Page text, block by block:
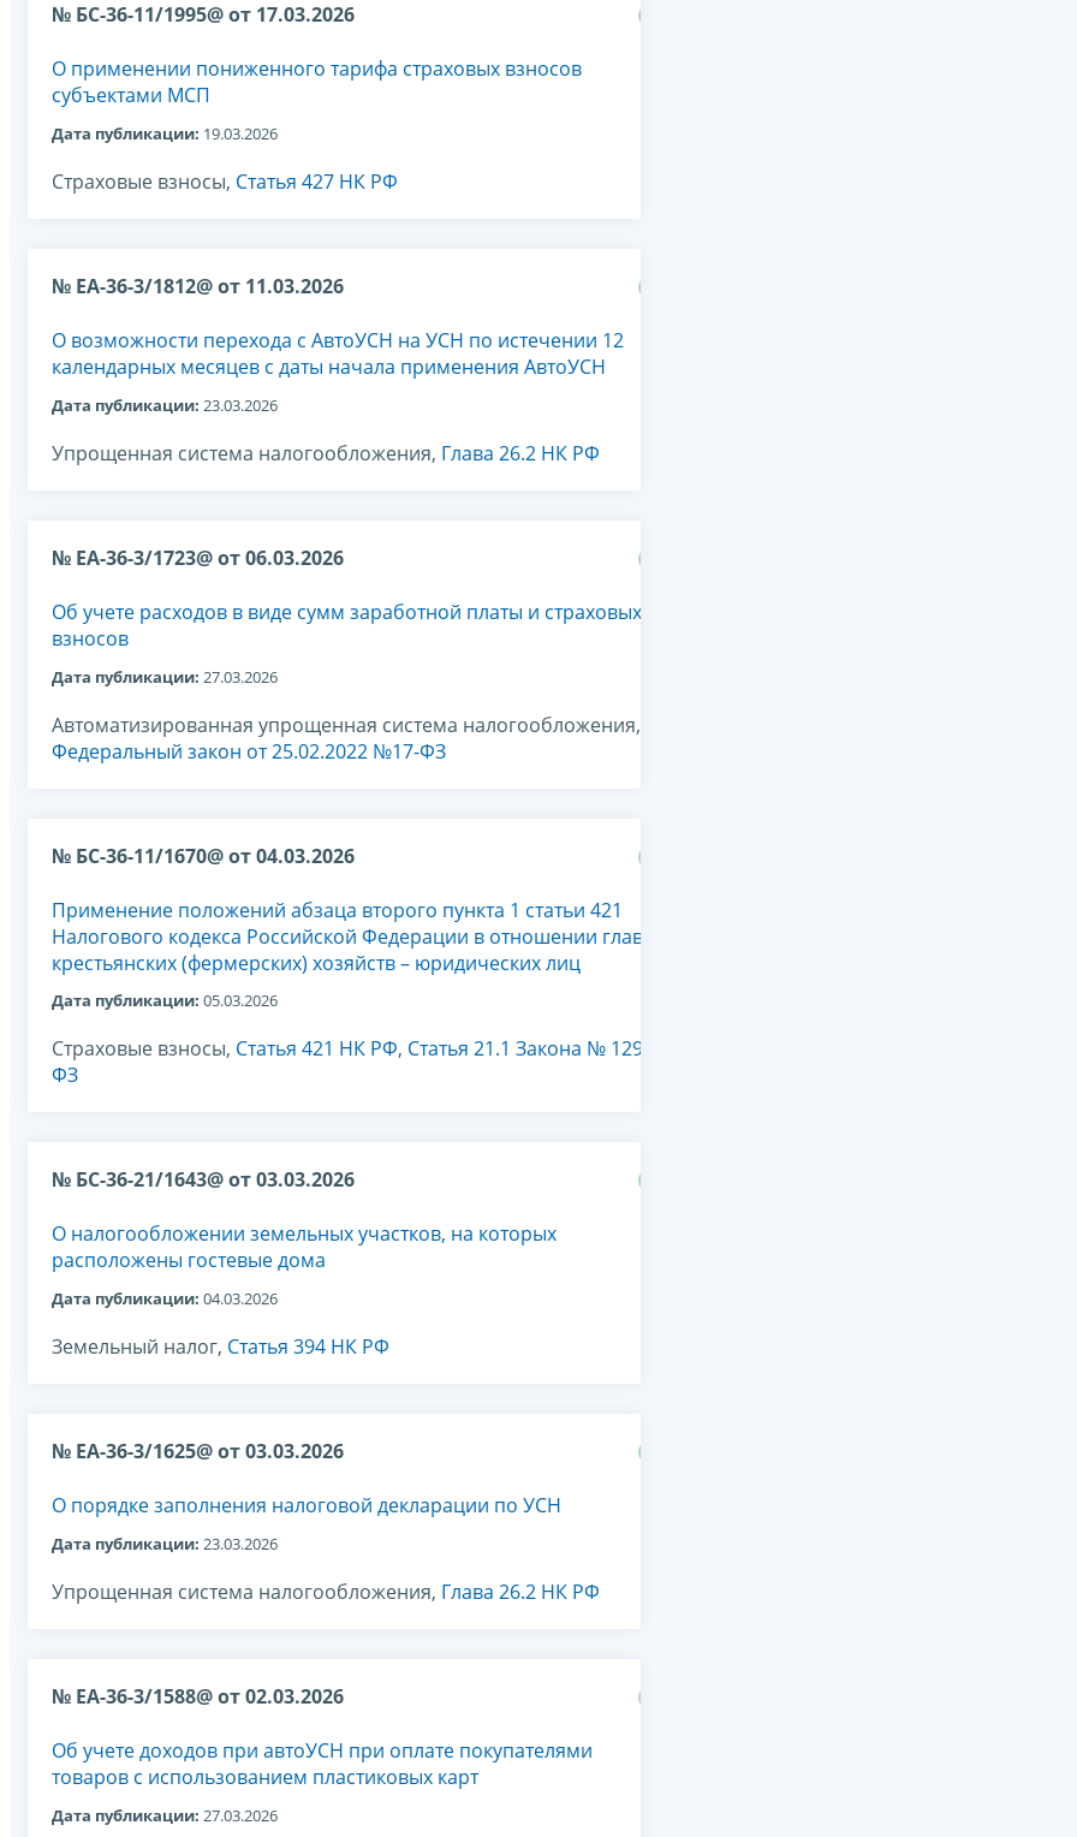
№ БС-36-11/1995@ от 17.03.2026
О применении пониженного тарифа страховых взносов
субъектами МСП
Дата публикации: 19.03.2026
Страховые взносы, Статья 427 НК РФ
№ ЕА-36-3/1812@ от 11.03.2026
О возможности перехода с АвтоУСН на УСН по истечении 12
календарных месяцев с даты начала применения АвтоУСН
Дата публикации: 23.03.2026
Упрощенная система налогообложения, Глава 26.2 НК РФ
№ ЕА-36-3/1723@ от 06.03.2026
Об учете расходов в виде сумм заработной платы и страховых
взносов
Дата публикации: 27.03.2026
Автоматизированная упрощенная система налогообложения,
Федеральный закон от 25.02.2022 №17-ФЗ
№ БС-36-11/1670@ от 04.03.2026
Применение положений абзаца второго пункта 1 статьи 421
Налогового кодекса Российской Федерации в отношении глав
крестьянских (фермерских) хозяйств – юридических лиц
Дата публикации: 05.03.2026
Страховые взносы, Статья 421 НК РФ, Статья 21.1 Закона № 129-
ФЗ
№ БС-36-21/1643@ от 03.03.2026
О налогообложении земельных участков, на которых
расположены гостевые дома
Дата публикации: 04.03.2026
Земельный налог, Статья 394 НК РФ
№ ЕА-36-3/1625@ от 03.03.2026
О порядке заполнения налоговой декларации по УСН
Дата публикации: 23.03.2026
Упрощенная система налогообложения, Глава 26.2 НК РФ
№ ЕА-36-3/1588@ от 02.03.2026
Об учете доходов при автоУСН при оплате покупателями
товаров с использованием пластиковых карт
Дата публикации: 27.03.2026